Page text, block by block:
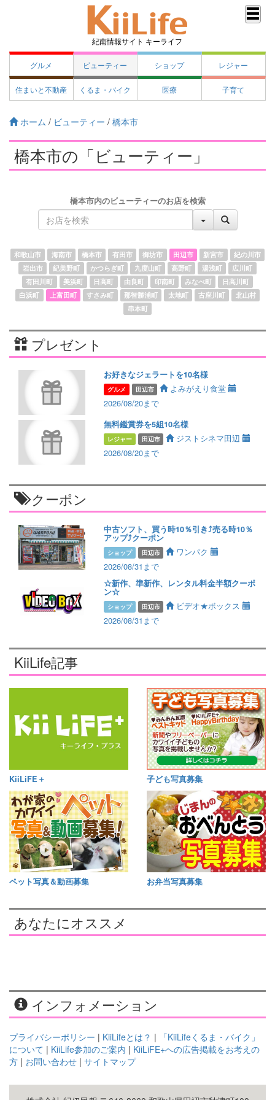
紀南情報サイト キーライフ
グルメ ビューティー ショップ レジャー
住まいと不動産 くるま・バイク 医療 子育て
ホーム / ビューティー / 橋本市
橋本市の「ビューティー」
橋本市内のビューティーのお店を検索
和歌山市 海南市 橋本市 有田市 御坊市 田辺市 新宮市
紀の川市
岩出市
紀美野町 かつらぎ町 九度山町 高野町 湯浅町
広川町
有田川町
美浜町 日高町 由良町 印南町 みなべ町
日高川町
白浜町
上富田町 すさみ町 那智勝浦町 太地町 古座川町
北山村
串本町
プレゼント
お好きなジェラートを10名様
グルメ 田辺市
よみがえり食堂
2026/08/20まで
無料鑑賞券を5組10名様
レジャー 田辺市
ジストシネマ田辺
2026/08/20まで
クーポン
中古ソフト、買う時10％引き⤴️売る時10％
アップ⤴️クーポン
ショップ 田辺市
ワンパク
2026/08/31まで
☆新作、準新作、レンタル料金半額クーポ
ン☆
ショップ 田辺市
ビデオ★ボックス
2026/08/31まで
KiiLife記事
KiiLiFE＋ 子ども写真募集
ペット写真＆動画募集 お弁当写真募集
あなたにオススメ
インフォメーション
プライバシーポリシー | KiiLifeとは？ |
「KiiLifeくるま・バイク」
について | KiiLife参加のご案内 | KiiLiFE+への広告掲載をお考えの
方 | お問い合わせ | サイトマップ